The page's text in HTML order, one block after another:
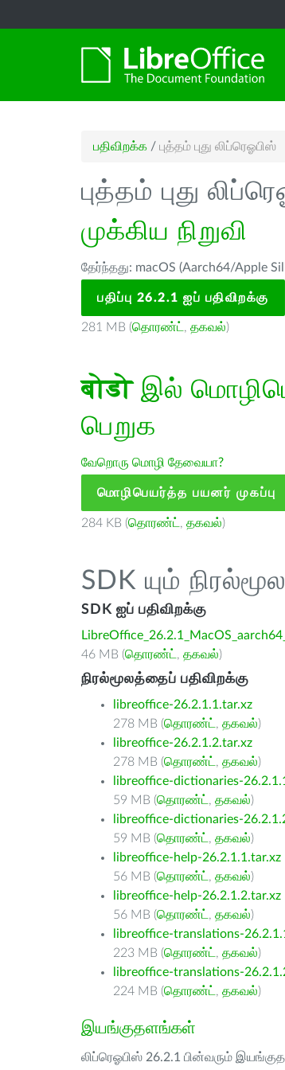
பதிவிறக்க / புத்தம் புது லிப்ரெஓபிஸ்
புத்தம் புது
முக்கிய நிறுவி
தேர்ந்தது: macOS (Aarch64/Apple
பதிப்பு 26.2.1 ஐப் பதிவிறக்கு
281 MB (தொரண்ட் , தகவல்)
बोडोஇல்
பெறுக
வேறொரு மொழி தேவையா?
மொழிபெயர்த்த பயனர் முகப்பு
284 KB (தொரண்ட் , தகவல்)
SDK யும்
SDK ஐப் பதிவிறக்கு
46 MB (தொரண்ட் , தகவல்)
நிரல்மூலத்தைப் பதிவிறக்கு
libreoffice-26.2.1.1.tar.xz
278 MB (தொரண்ட் , தகவல்)
libreoffice-26.2.1.2.tar.xz
278 MB (தொரண்ட் , தகவல்)
libreoffice-dictionaries-
59 MB (தொரண்ட் , தகவல்)
libreoffice-dictionaries-
59 MB (தொரண்ட் , தகவல்)
libreoffice-help-26.2.1.1.tar.xz
56 MB (தொரண்ட் , தகவல்)
libreoffice-help-26.2.1.2.tar.xz
56 MB (தொரண்ட் , தகவல்)
libreoffice-translations-
223 MB (தொரண்ட் , தகவல்)
libreoffice-translations-
224 MB (தொரண்ட் , தகவல்)
இயங்குதளங்கள்
லிப்ரெஓபிஸ் 26.2.1 பின்வரும்